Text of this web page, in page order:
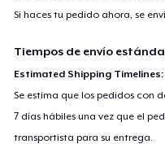
Si haces tu pedido ahora, se
Tiempos de envío
Estimated Shipping
Se estima que los pedidos con
7 días hábiles una vez que el
transportista para su entrega.